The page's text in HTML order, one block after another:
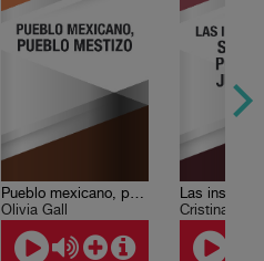
Pueblo mexicano, pueblo mestizo
Olivia Gall